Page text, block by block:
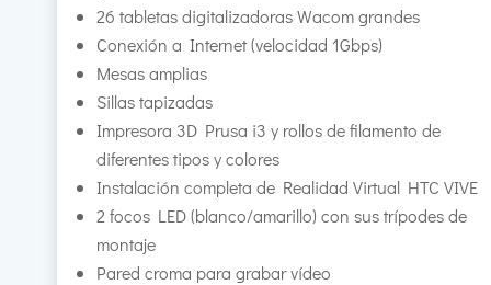
26 tabletas digitalizadoras Wacom grandes
Conexión a Internet (velocidad 1Gbps)
Mesas amplias
Sillas tapizadas
Impresora 3D Prusa i3 y rollos de filamento de
diferentes tipos y colores
Instalación completa de Realidad Virtual HTC VIVE
2 focos LED (blanco/amarillo) con sus trípodes de
montaje
Pared croma para grabar vídeo